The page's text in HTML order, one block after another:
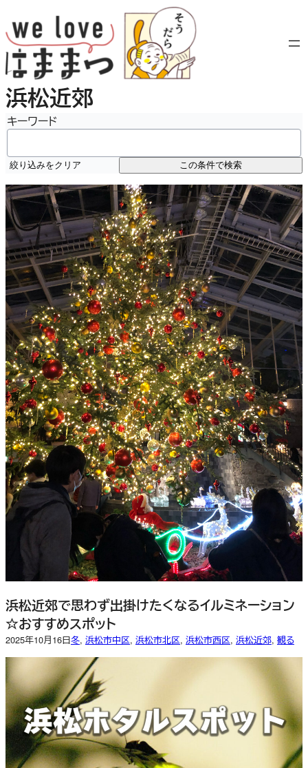
容
を
ス
キ
ッ
プ
浜松近郊
キーワード
絞り込みをクリア この条件で検索
浜松近郊で思わず出掛けたくなるイルミネーション
☆おすすめスポット
2025年10月16日冬, 浜松市中区, 浜松市北区, 浜松市西区, 浜松近郊, 観る